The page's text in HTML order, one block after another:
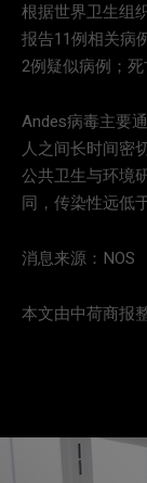
根据世界卫生组
报告11例相关病
2例疑似病例；
Andes病毒主要
人之间长时间密
公共卫生与环境
同，传染性远低
消息来源：NOS
本文由中荷商报